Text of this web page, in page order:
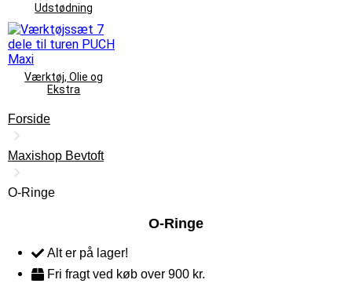
Udstødning
Værktøj, Olie og
Ekstra
Forside
Maxishop Bevtoft
O-Ringe
O-Ringe
Alt er på lager!
Fri fragt ved køb over 900 kr.